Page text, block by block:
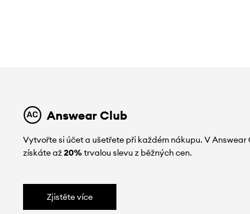
Answear Club
Vytvořte si účet a ušetřete při každém nákupu. V Answear
získáte až20%trvalou slevu z běžných cen.
Zjistěte více